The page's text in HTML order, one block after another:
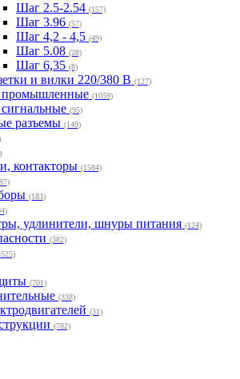
Шаг 2.5-2.54 (157)
Шаг 3.96 (57)
Шаг 4,2 - 4,5 (49)
Шаг 5.08 (28)
Шаг 6,35 (8)
и вилки 220/380 В (127)
промышленные (1059)
(95)
разъемы (149)
контакторы (1584)
(183)
удлинители, шнуры питания (124)
(382)
(701)
(338)
(31)
(782)